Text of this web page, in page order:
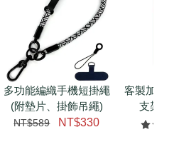
瀏覽全部
多功能編織手機短掛繩
(附墊片、掛飾吊繩)
NT$589 NT$330
客製加購
支架 腕